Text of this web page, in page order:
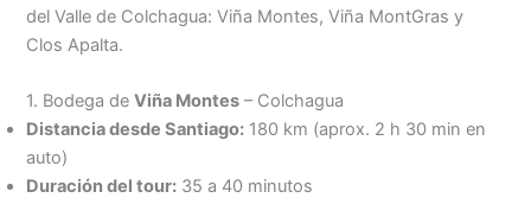
del Valle de Colchagua: Viña Montes, Viña MontGras y
Clos Apalta.
1. Bodega deViña Montes – Colchagua
Distancia desde Santiago: 180 km (aprox. 2 h 30 min en
auto)
Duración del tour: 35 a 40 minutos